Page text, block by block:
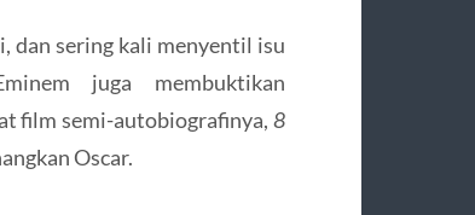
dan sering kali menyentil isu
juga membuktikan
film semi-autobiografinya,8
Oscar.